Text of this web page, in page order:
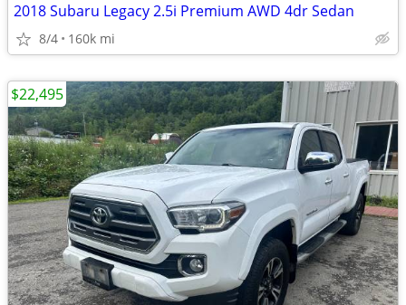
2018 Subaru Legacy 2.5i Premium AWD 4dr Sedan
8/4 160k mi
$22,495